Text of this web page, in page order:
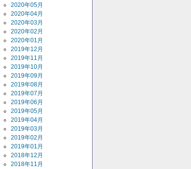
2020年05月
2020年04月
2020年03月
2020年02月
2020年01月
2019年12月
2019年11月
2019年10月
2019年09月
2019年08月
2019年07月
2019年06月
2019年05月
2019年04月
2019年03月
2019年02月
2019年01月
2018年12月
2018年11月